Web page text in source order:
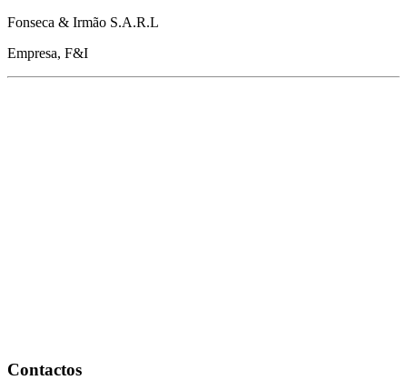
Fonseca & Irmão S.A.R.L
Empresa, F&I
Contactos